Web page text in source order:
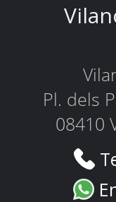
Pl. dels
08410